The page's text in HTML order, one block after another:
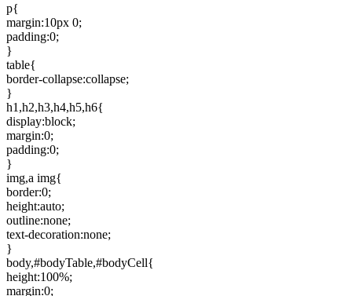
p{
margin:10px 0;
padding:0;
}
table{
border-collapse:collapse;
}
h1,h2,h3,h4,h5,h6{
display:block;
margin:0;
padding:0;
}
img,a img{
border:0;
height:auto;
outline:none;
text-decoration:none;
}
body,#bodyTable,#bodyCell{
height:100%;
margin:0;